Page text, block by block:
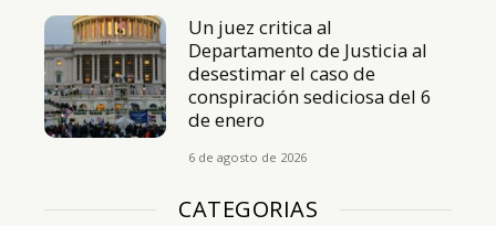
Un juez critica al
Departamento de Justicia al
desestimar el caso de
conspiración sediciosa del 6
de enero
6 de agosto de 2026
CATEGORIAS